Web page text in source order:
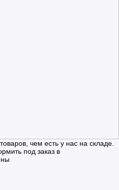
чем есть у нас на складе.
под заказ в